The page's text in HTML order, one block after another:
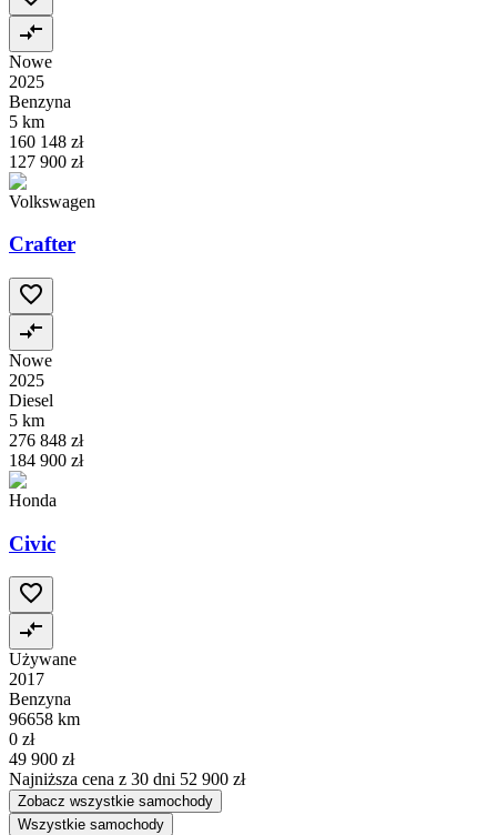
Nowe
2025
Benzyna
5 km
160 148 zł
127 900 zł
Volkswagen
Crafter
Nowe
2025
Diesel
5 km
276 848 zł
184 900 zł
Honda
Civic
Używane
2017
Benzyna
96658 km
0 zł
49 900 zł
Najniższa cena z 30 dni 52 900 zł
Zobacz wszystkie samochody
Wszystkie samochody